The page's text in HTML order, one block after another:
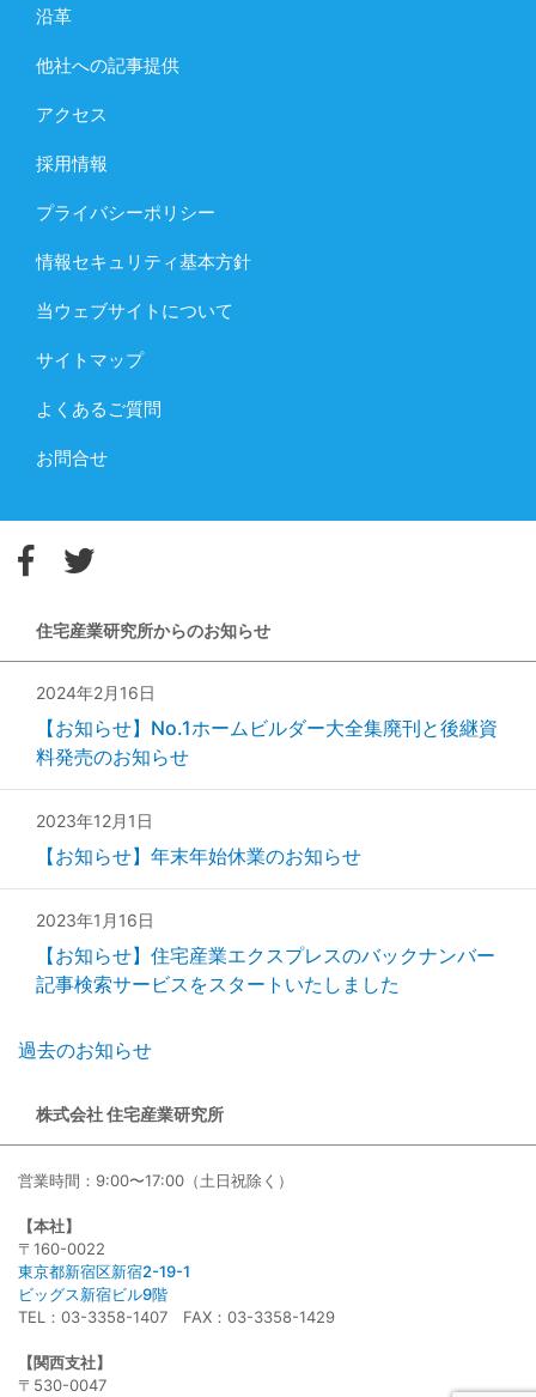
沿革
他社への記事提供
アクセス
採用情報
プライバシーポリシー
情報セキュリティ基本方針
当ウェブサイトについて
サイトマップ
よくあるご質問
お問合せ
住宅産業研究所からのお知らせ
2024年2月16日
【お知らせ】No.1ホームビルダー大全集廃刊と後継資
料発売のお知らせ
2023年12月1日
【お知らせ】年末年始休業のお知らせ
2023年1月16日
【お知らせ】住宅産業エクスプレスのバックナンバー
記事検索サービスをスタートいたしました
過去のお知らせ
株式会社 住宅産業研究所
営業時間：9:00〜17:00（土日祝除く）
【本社】
〒160-0022
東京都新宿区新宿2-19-1
ビッグス新宿ビル9階
TEL：03-3358-1407 FAX：03-3358-1429
【関西支社】
〒530-0047